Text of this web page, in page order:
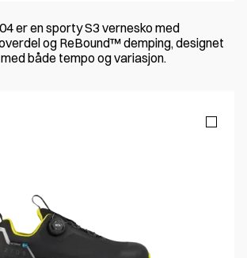
er en sporty S3 vernesko med
og ReBound™ demping, designet
både tempo og variasjon.